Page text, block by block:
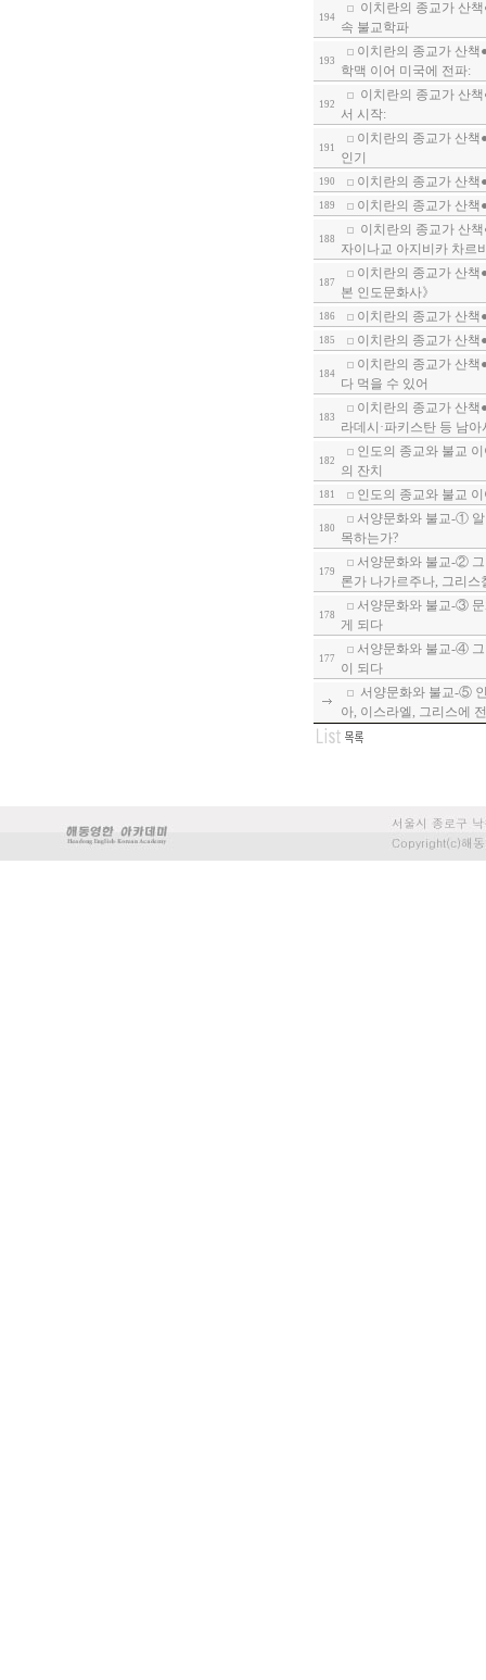
194
이치란의 종교가 산
속 불교학파
193
이치란의 종교가 산
학맥 이어 미국에 전파:
192
이치란의 종교가 산
서 시작:
191
이치란의 종교가 산
인기
190 이치란의 종교가 산책
189 이치란의 종교가 산
188
이치란의 종교가 산
자이나교 아지비카 차르
187
이치란의 종교가 산
본 인도문화사》
186 이치란의 종교가 산
185 이치란의 종교가 산책
184
이치란의 종교가 산
다 먹을 수 있어
183
이치란의 종교가 산책
라데시·파키스탄 등 남
182
인도의 종교와 불교
의 잔치
181 인도의 종교와 불교
180
서양문화와 불교-① 알
목하는가?
179
서양문화와 불교-②
론가 나가르주나, 그리스
178
서양문화와 불교-③ 문
게 되다
177
서양문화와 불교-④
이 되다
서양문화와 불교-⑤
아, 이스라엘, 그리스에